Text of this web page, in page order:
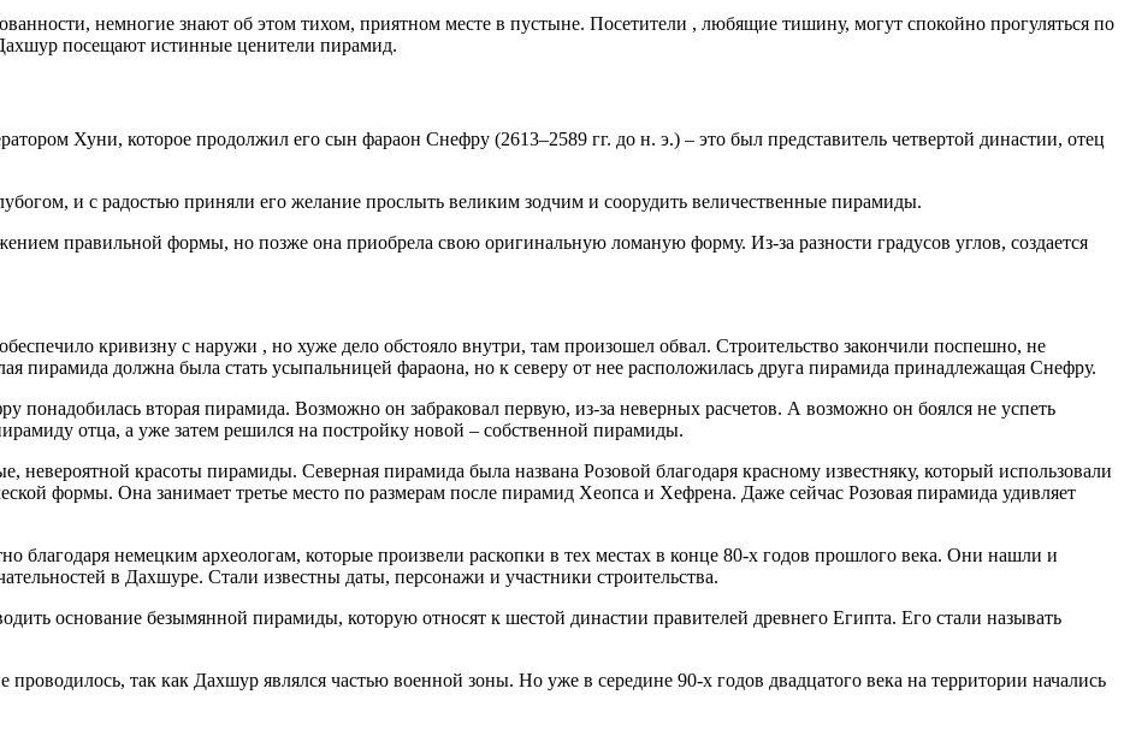
немногие знают об этом тихом, приятном месте в пустыне. Посетители , любящие тишину, могут спокойно прогуляться по
посещают истинные ценители пирамид.
Хуни, которое продолжил его сын фараон Снефру (2613–2589 гг. до н. э.) – это был представитель четвертой династии, отец
и с радостью приняли его желание прослыть великим зодчим и соорудить величественные пирамиды.
правильной формы, но позже она приобрела свою оригинальную ломаную форму. Из-за разности градусов углов, создается
кривизну с наружи , но хуже дело обстояло внутри, там произошел обвал. Строительство закончили поспешно, не
пирамида должна была стать усыпальницей фараона, но к северу от нее расположилась друга пирамида принадлежащая Снефру.
понадобилась вторая пирамида. Возможно он забраковал первую, из-за неверных расчетов. А возможно он боялся не успеть
отца, а уже затем решился на постройку новой – собственной пирамиды.
невероятной красоты пирамиды. Северная пирамида была названа Розовой благодаря красному известняку, который использовали
формы. Она занимает третье место по размерам после пирамид Хеопса и Хефрена. Даже сейчас Розовая пирамида удивляет
благодаря немецким археологам, которые произвели раскопки в тех местах в конце 80-х годов прошлого века. Они нашли и
в Дахшуре. Стали известны даты, персонажи и участники строительства.
основание безымянной пирамиды, которую относят к шестой династии правителей древнего Египта. Его стали называть
проводилось, так как Дахшур являлся частью военной зоны. Но уже в середине 90-х годов двадцатого века на территории начались